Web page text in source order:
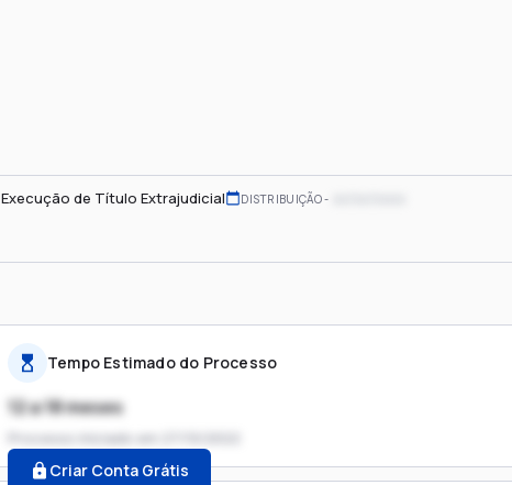
Execução de Título Extrajudicial DISTRIBUIÇÃO
Tempo Estimado do Processo
12 a 18 meses
Processo iniciado em
Criar Conta Grátis